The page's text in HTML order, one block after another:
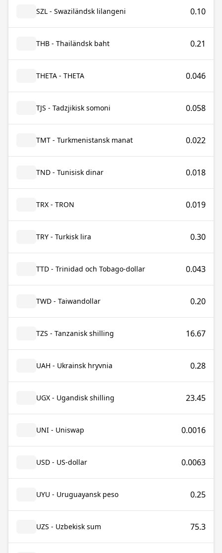
SZL - Swaziländsk lilangeni 0.10
THB - Thailändsk baht 0.21
THETA - THETA 0.046
TJS - Tadzjikisk somoni 0.058
TMT - Turkmenistansk manat 0.022
TND - Tunisisk dinar 0.018
TRX - TRON 0.019
TRY - Turkisk lira 0.30
TTD - Trinidad och Tobago-dollar 0.043
TWD - Taiwandollar 0.20
TZS - Tanzanisk shilling 16.67
UAH - Ukrainsk hryvnia 0.28
UGX - Ugandisk shilling 23.45
UNI - Uniswap 0.0016
USD - US-dollar 0.0063
UYU - Uruguayansk peso 0.25
UZS - Uzbekisk sum 75.3